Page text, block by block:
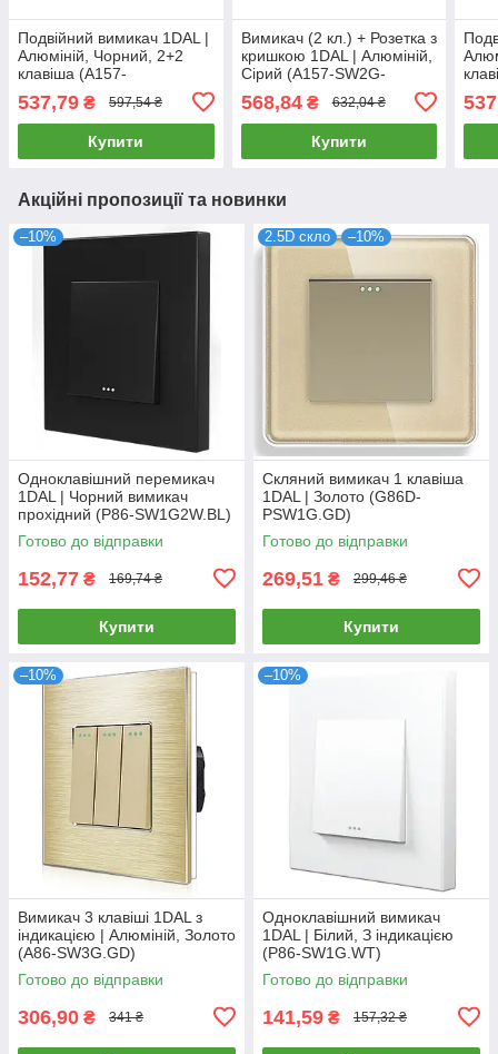
Подвійний вимикач 1DAL |
Алюміній, Чорний, 2+2
клавіша (A157-
537,79 ₴ 597,54 ₴
Купити
Вимикач (2 кл.) + Розетка з
кришкою 1DAL | Алюміній,
Сірий (A157-SW2G-
568,84₴ 632,04 ₴
Купити
Акційні пропозиції та новинки
–10%
Одноклавішний перемикач
1DAL | Чорний вимикач
прохідний (P86-SW1G2W.BL)
Готово до відправки
152,77 ₴ 169,74 ₴
Купити
2.5D скло –10%
Скляний вимикач 1 клавіша
1DAL | Золото (G86D-
PSW1G.GD)
Готово до відправки
269,51 ₴ 299,46 ₴
Купити
–10%
Вимикач 3 клавіші 1DAL з
індикацією | Алюміній, Золото
(А86-SW3G.GD)
Готово до відправки
306,90 ₴ 341 ₴
–10%
Одноклавішний вимикач
1DAL | Білий, З індикацією
(P86-SW1G.WT)
Готово до відправки
141,59 ₴ 157,32 ₴